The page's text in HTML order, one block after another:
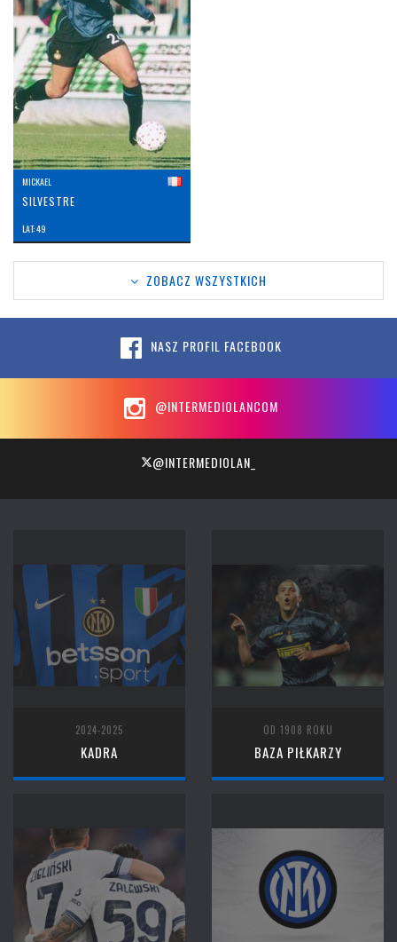
MICKAEL
SILVESTRE
LAT: 49
ZOBACZ WSZYSTKICH
NASZ PROFIL FACEBOOK
@INTERMEDIOLANCOM
@INTERMEDIOLAN_
2024-2025
KADRA
OD 1908 ROKU
BAZA PIŁKARZY